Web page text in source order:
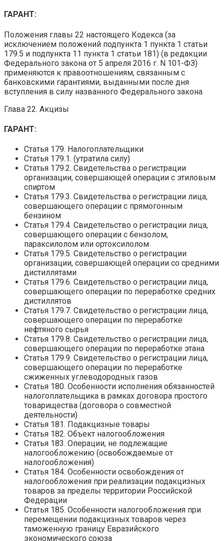
ГАРАНТ:
Положения главы 22 настоящего Кодекса (за
исключением положений подпункта 1 пункта 1 статьи
179.5 и подпункта 11 пункта 1 статьи 181) (в редакции
Федерального закона от 5 апреля 2016 г. N 101-ФЗ)
применяются к правоотношениям, связанным с
банковскими гарантиями, выданными после дня
вступления в силу названного Федерального закона
Глава 22. Акцизы
ГАРАНТ:
Статья 179. Налогоплательщики
Статья 179.1. (утратила силу)
Статья 179.2. Свидетельства о регистрации
организации, совершающей операции с этиловым
спиртом
Статья 179.3. Свидетельства о регистрации лица,
совершающего операции с прямогонным
бензином
Статья 179.4. Свидетельство о регистрации лица,
совершающего операции с бензолом,
параксилолом или ортоксилолом
Статья 179.5. Свидетельство о регистрации
организации, совершающей операции со средними
дистиллятами
Статья 179.6. Свидетельство о регистрации лица,
совершающего операции по переработке средних
дистиллятов
Статья 179.7. Свидетельство о регистрации лица,
совершающего операции по переработке
нефтяного сырья
Статья 179.8. Свидетельство о регистрации лица,
совершающего операции по переработке этана
Статья 179.9. Свидетельство о регистрации лица,
совершающего операции по переработке
сжиженных углеводородных газов
Статья 180. Особенности исполнения обязанностей
налогоплательщика в рамках договора простого
товарищества (договора о совместной
деятельности)
Статья 181. Подакцизные товары
Статья 182. Объект налогообложения
Статья 183. Операции, не подлежащие
налогообложению (освобождаемые от
налогообложения)
Статья 184. Особенности освобождения от
налогообложения при реализации подакцизных
товаров за пределы территории Российской
Федерации
Статья 185. Особенности налогообложения при
перемещении подакцизных товаров через
таможенную границу Евразийского
экономического союза